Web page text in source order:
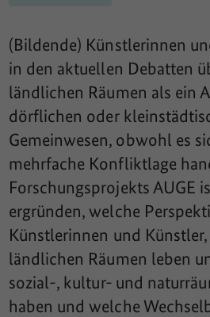
(Bildende) Künstlerinnen
in den aktuellen Debatten
ländlichen Räumen als ein
dörflichen oder
Gemeinwesen, obwohl es
mehrfache Konfliktlage
Forschungsprojekts AUGE
ergründen, welche
Künstlerinnen und
ländlichen Räumen leben
sozial-, kultur- und
haben und welche